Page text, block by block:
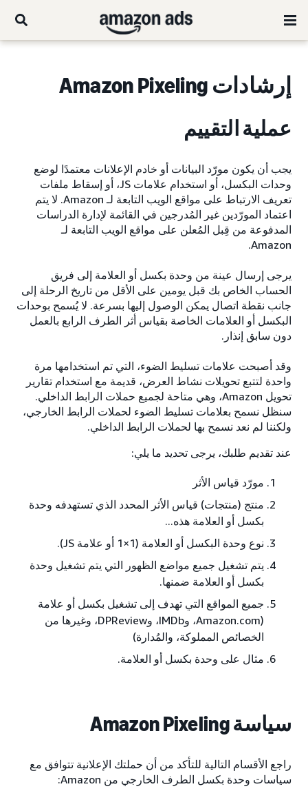
إرشادات Amazon Pixeling
عملية التقييم
يجب أن يكون مورّد البيانات أو خادم الإعلانات معتمدًا لوضع
وحدات البكسل، أو استخدام علامات JS، أو إسقاط ملفات
تعريف الارتباط على مواقع الويب التابعة لـ Amazon. لا يتم
اعتماد المورّدين غير المُدرجين في القائمة لإدارة الدراسات
المدفوعة من قِبل المُعلن على مواقع الويب التابعة لـ
Amazon.
يرجى إرسال عينة من وحدة بكسل أو العلامة إلى فريق
الحساب الخاص بك قبل يومين على الأقل من تاريخ الرحلة إلى
جانب نقطة اتصال يمكن الوصول إليها بسرعة. لا يُسمح بوحدات
البكسل أو العلامات الخاصة بقياس أثر الطرف الرابع بالعمل
دون سابق إنذار.
وقد أصبحت علامات تسليط الضوء، التي تم استخدامها مرة
واحدة لتتبع تحويلات نشاط العرض، قديمة مع استخدام تقارير
تحويل Amazon، وهي متاحة لجميع حملات الرابط الداخلي.
سنظل نسمح بعلامات تسليط الضوء لحملات الرابط الخارجي،
ولكننا لم نعد نسمح بها لحملات الرابط الداخلي.
عند تقديم طلبك، يرجى تحديد ما يلي:
مورّد قياس الأثر
منتج (منتجات) قياس الأثر المحدد الذي تستهدفه وحدة
بكسل أو العلامة هذه...
نوع وحدة البكسل أو العلامة (1×1 أو علامة JS).
يتم تشغيل جميع مواضع الظهور التي يتم تشغيل وحدة
بكسل أو العلامة ضمنها.
جميع المواقع التي تهدف إلى تشغيل بكسل أو علامة
(Amazon.com، وIMDb، وDPReview، وغيرها من
الخصائص المملوكة، والمُدارة)
مثال على وحدة بكسل أو العلامة.
سياسة Amazon Pixeling
راجع الأقسام التالية للتأكد من أن حملتك الإعلانية تتوافق مع
سياسات وحدة بكسل الطرف الخارجي من Amazon: